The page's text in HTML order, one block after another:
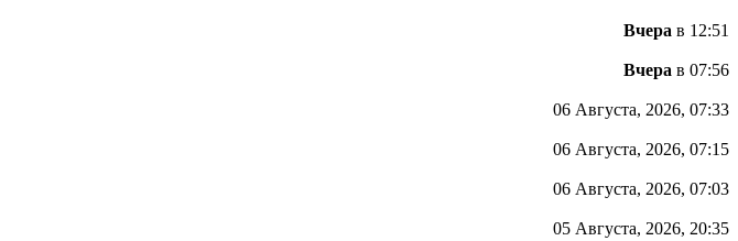
Вчера в 12:51
Вчера в 07:56
06 Августа, 2026, 07:33
06 Августа, 2026, 07:15
06 Августа, 2026, 07:03
05 Августа, 2026, 20:35